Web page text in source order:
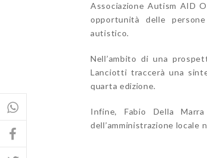
Associazione Autism AID
opportunità delle
autistico.
Nell’ambito di una
Lanciotti traccerà una
quarta edizione.
Infine, Fabio Della
dell’amministrazione locale